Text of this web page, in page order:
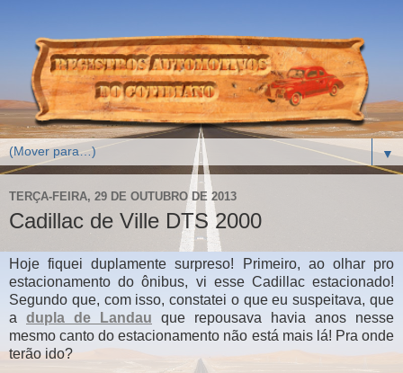
▼
TERÇA-FEIRA, 29 DE OUTUBRO DE 2013
Cadillac de Ville DTS 2000
Hoje fiquei duplamente surpreso! Primeiro, ao olhar pro
estacionamento do ônibus, vi esse Cadillac estacionado!
Segundo que, com isso, constatei o que eu suspeitava, que
a dupla de Landau que repousava havia anos nesse
mesmo canto do estacionamento não está mais lá! Pra onde
terão ido?